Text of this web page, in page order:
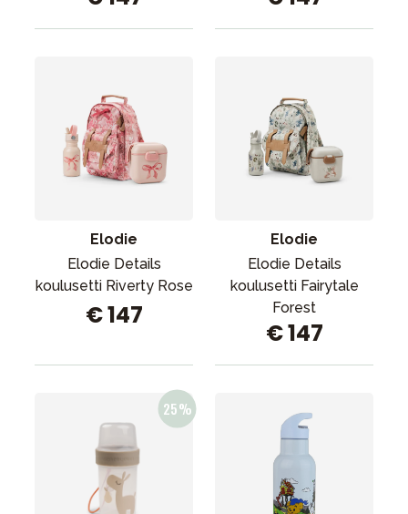
Elodie
Elodie Details
koulusetti Riverty Rose
€ 147
Elodie
Elodie Details
koulusetti Fairytale
Forest
€ 147
Aurinko ja uinti
Opas
Ota meihin yhteyttä osoitteessa
Myymälämme